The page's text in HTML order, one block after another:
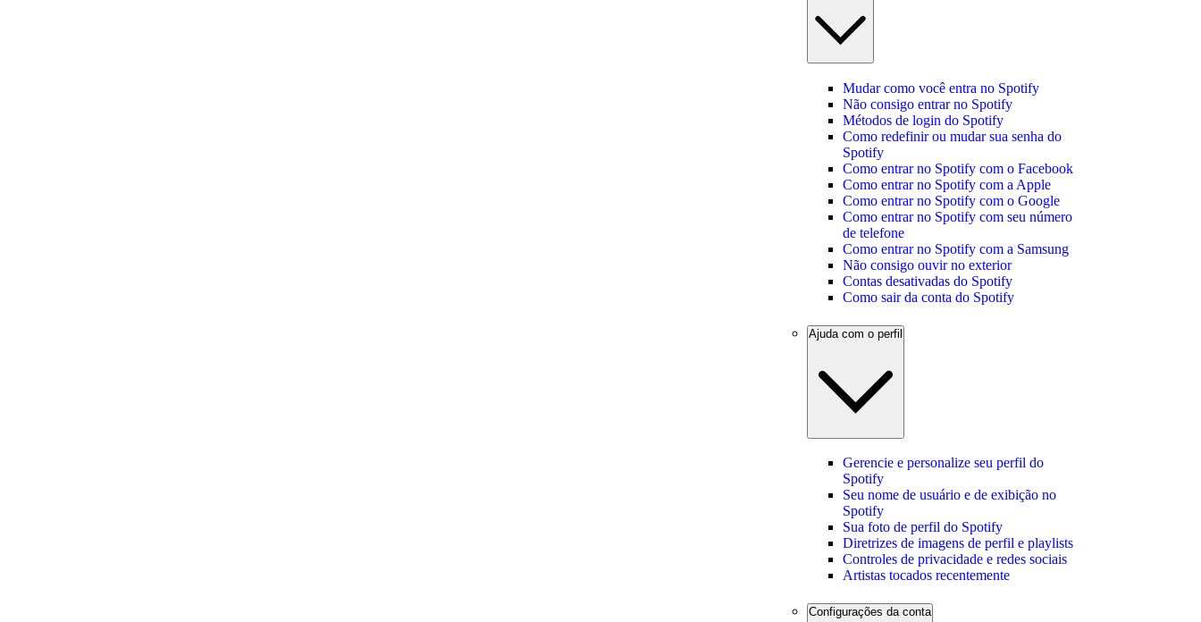
Mudar como você entra no Spotify
Não consigo entrar no Spotify
Métodos de login do Spotify
Como redefinir ou mudar sua senha do
Spotify
Como entrar no Spotify com o Facebook
Como entrar no Spotify com a Apple
Como entrar no Spotify com o Google
Como entrar no Spotify com seu número
de telefone
Como entrar no Spotify com a Samsung
Não consigo ouvir no exterior
Contas desativadas do Spotify
Como sair da conta do Spotify
Ajuda com o perfil
Gerencie e personalize seu perfil do
Spotify
Seu nome de usuário e de exibição no
Spotify
Sua foto de perfil do Spotify
Diretrizes de imagens de perfil e playlists
Controles de privacidade e redes sociais
Artistas tocados recentemente
Configurações da conta